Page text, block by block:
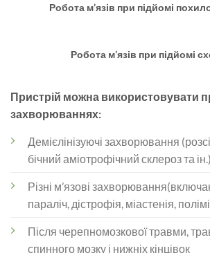
Робота м’язів при підйомі
Робота м’язів при підйомі
Пристрій можна використовувати
захворюваннях:
Демієлінізуючі захворювання
бічний аміотрофічний склероз та
Різні м’язові
параліч, дістрофія, міастенія,
Після черепномозкової травми,
спинного мозку і нижніх кінцівок